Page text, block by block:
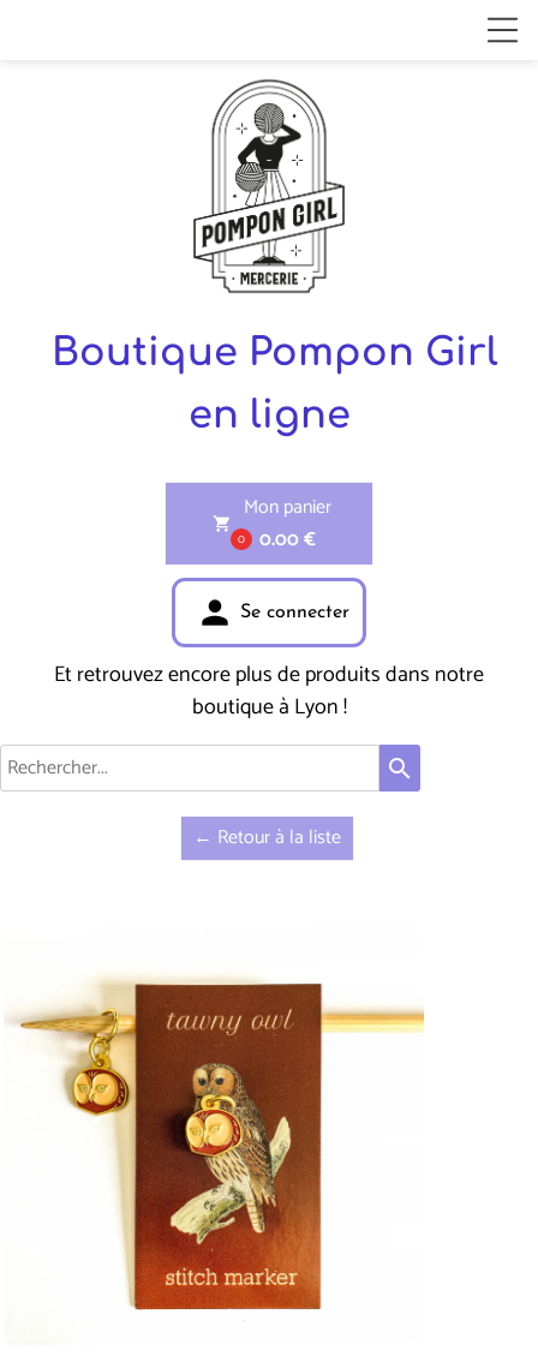
Boutique Pompon Girl
en ligne
shopping_cart
0
Mon panier
0.00 €
person Se connecter
Et retrouvez encore plus de produits dans notre
boutique à Lyon !
search
← Retour à la liste